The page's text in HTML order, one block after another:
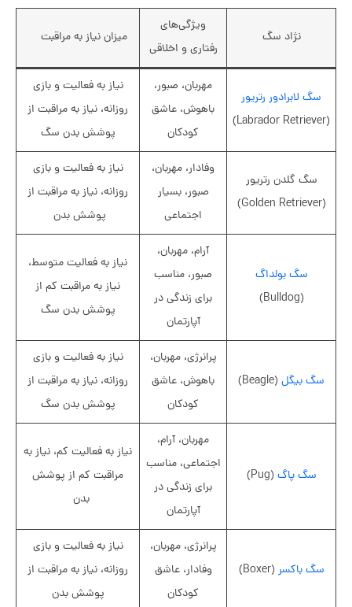
نژاد سگ
ویژگی‌های
رفتاری و اخلاقی
میزان نیاز به مراقبت
سگ لابرادور رتریور
(Labrador Retriever)
مهربان، صبور،
باهوش، عاشق
کودکان
نیاز به فعالیت و بازی
روزانه، نیاز به مراقبت از
پوشش بدن سگ
سگ گلدن رتریور
(Golden Retriever)
وفادار، مهربان،
صبور، بسیار
اجتماعی
نیاز به فعالیت و بازی
روزانه، نیاز به مراقبت از
پوشش بدن
سگ بولداگ
(Bulldog)
آرام، مهربان،
صبور، مناسب
برای زندگی در
آپارتمان
نیاز به فعالیت متوسط،
نیاز به مراقبت کم از
پوشش بدن سگ
سگ بیگل (Beagle)
پرانرژی، مهربان،
باهوش، عاشق
کودکان
نیاز به فعالیت و بازی
روزانه، نیاز به مراقبت از
پوشش بدن سگ
سگ پاگ (Pug)
مهربان، آرام،
اجتماعی، مناسب
برای زندگی در
آپارتمان
نیاز به فعالیت کم، نیاز به
مراقبت کم از پوشش
بدن
سگ باکسر (Boxer)
پرانرژی، مهربان،
وفادار، عاشق
کودکان
نیاز به فعالیت و بازی
روزانه، نیاز به مراقبت از
پوشش بدن